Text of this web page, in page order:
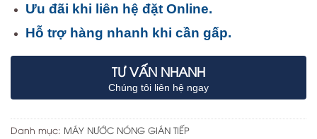
Ưu đãi khi liên hệ đặt Online.
Hỗ trợ hàng nhanh khi cần gấp.
TƯ VẤN NHANH
Chúng tôi liên hệ ngay
Danh mục: MÁY NƯỚC NÓNG GIÁN TIẾP